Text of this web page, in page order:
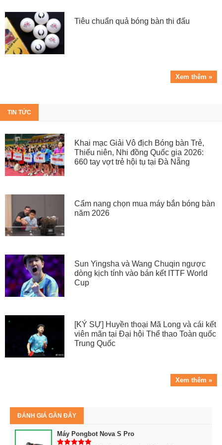
Tiêu chuẩn quả bóng bàn thi đấu
Xem thêm »
TIN TỨC
Khai mạc Giải Vô địch Bóng bàn Trẻ,
Thiếu niên, Nhi đồng Quốc gia 2026:
660 tay vợt trẻ hội tụ tại Đà Nẵng
Cẩm nang chọn mua máy bắn bóng bàn
năm 2026
Sun Yingsha và Wang Chuqin ngược
dòng kịch tính vào bán kết ITTF World
Cup
[KÝ SỰ] Huyền thoại Mã Long và cái kết
viên mãn tại Đại hội Thể thao Toàn quốc
Trung Quốc
Xem thêm »
ĐÁNH GIÁ GẦN ĐÂY
Máy Pongbot Nova S Pro